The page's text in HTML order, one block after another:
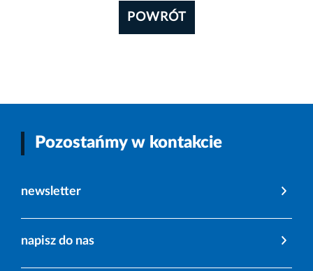
POWRÓT
Pozostańmy w kontakcie
newsletter
napisz do nas